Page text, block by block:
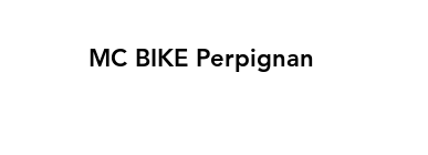
MC BIKE Perpignan